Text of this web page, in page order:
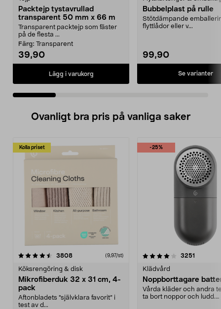
Packtejp tystavrullad
transparent 50 mm x 66 m
Transparent packtejp som fäster
på de flesta ...
Färg: Transparent
39,90
Lägg i varukorg
Bubbelplast på rulle
Stötdämpande
flyttlådor eller v...
99,90
Se varianter
Ovanligt bra pris på vanliga saker
Kolla priset
3808recensioner (9,97/st)
Köksrengöring & disk
Mikrofiberduk 32 x 31 cm, 4-
pack
Aftonbladets "självklara favorit” i
test av d...
-25%
4.0av 5 stjärnor 3251
Klädvård
Noppborttagare
Vårda kläder och andra
ta bort noppor och ludd.
4.5av 5 stjärnor